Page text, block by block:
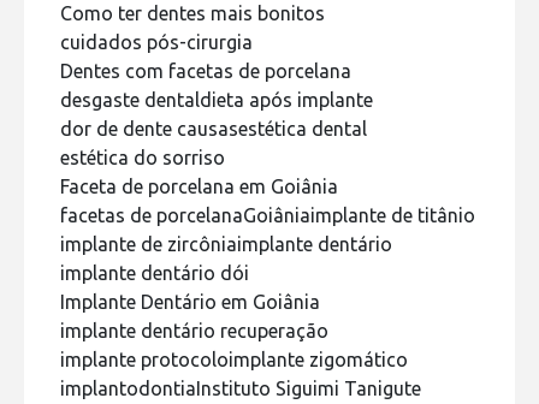
Como ter dentes mais bonitos
cuidados pós-cirurgia
Dentes com facetas de porcelana
desgaste dentaldieta após implante
dor de dente causasestética dental
estética do sorriso
Faceta de porcelana em Goiânia
facetas de porcelanaGoiâniaimplante de titânio
implante de zircôniaimplante dentário
implante dentário dói
Implante Dentário em Goiânia
implante dentário recuperação
implante protocoloimplante zigomático
implantodontiaInstituto Siguimi Tanigute